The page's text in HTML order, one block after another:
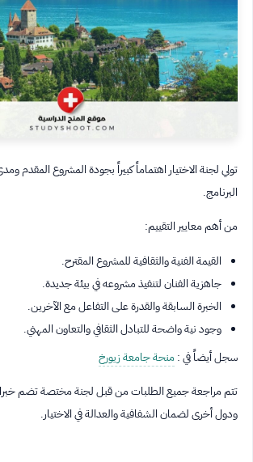
تولي لجنة الاختيار اهتماماً كبيراً بجودة المشروع المقدم
البرنامج.
من أهم معايير التقييم:
القيمة الفنية والثقافية للمشروع المقترح.
جاهزية الفنان لتنفيذ مشروعه في بيئة جديدة.
الخبرة السابقة والقدرة على التفاعل مع الآخرين.
وجود نية واضحة للتبادل الثقافي والتعاون المهني.
سجل أيضاً في :منحة جامعة زيورخ
تتم مراجعة جميع الطلبات من قبل لجنة مختصة تضم
ودول أخرى لضمان الشفافية والعدالة في الاختيار.